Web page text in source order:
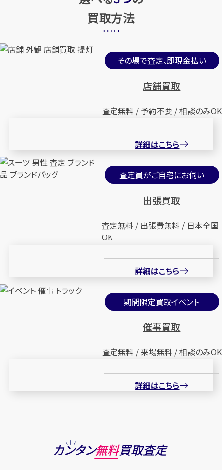
買取方法
その場で査定、即現金払い
店舗買取
査定無料 / 予約不要 / 相談のみOK
詳細はこちら
査定員がご自宅にお伺い
出張買取
査定無料 / 出張費無料 / 日本全国
OK
詳細はこちら
期間限定買取イベント
催事買取
査定無料 / 来場無料 / 相談のみOK
詳細はこちら
カンタン無料買取査定